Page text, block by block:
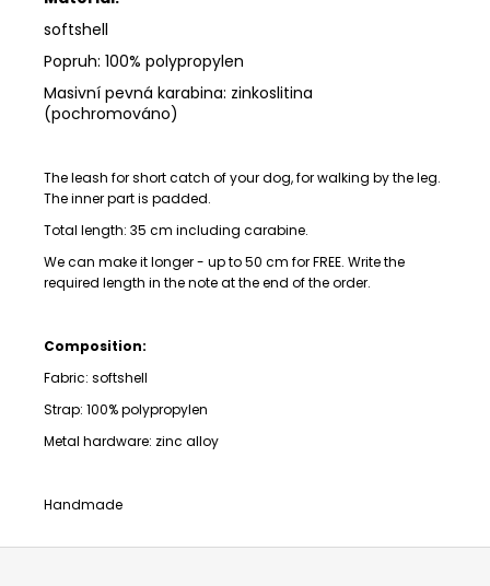
softshell
Popruh: 100% polypropylen
Masivní pevná karabina: zinkoslitina
(pochromováno)
The leash for short catch of your dog, for walking by the leg.
The inner part is padded.
Total length: 35 cm including carabine.
We can make it longer - up to 50 cm for FREE. Write the
required length in the note at the end of the order.
Composition:
Fabric: softshell
Strap: 100% polypropylen
Metal hardware: zinc alloy
Handmade